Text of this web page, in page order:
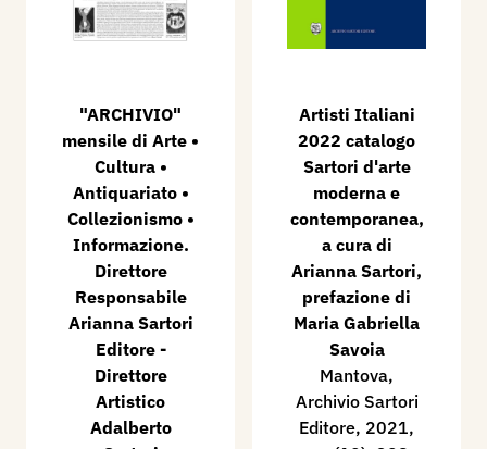
"ARCHIVIO"
mensile di Arte •
Cultura •
Antiquariato •
Collezionismo •
Informazione.
Direttore
Responsabile
Arianna Sartori
Editore -
Direttore
Artistico
Adalberto
Artisti Italiani
2022 catalogo
Sartori d'arte
moderna e
contemporanea,
a cura di
Arianna Sartori,
prefazione di
Maria Gabriella
Savoia
Mantova,
Archivio Sartori
Editore, 2021,